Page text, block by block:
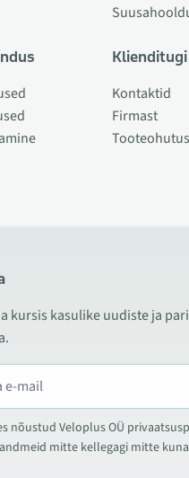
Klienditugi
Kontaktid
Firmast
kursis kasulike uudiste ja
nõustud Veloplus OÜ
mitte kellegagi mitte